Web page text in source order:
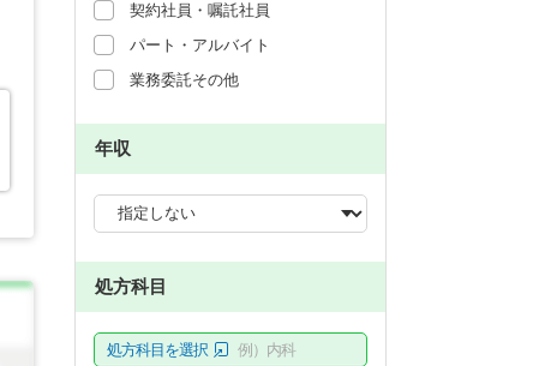
契約社員・嘱託社員
パート・アルバイト
業務委託その他
年収
処方科目
処方科目を選択 例）内科